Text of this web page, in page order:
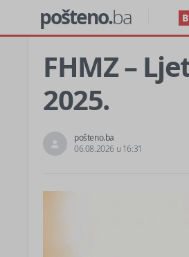
pošteno.ba
FHMZ –
2025.
pošteno.ba
06.08.2026 u 16:31